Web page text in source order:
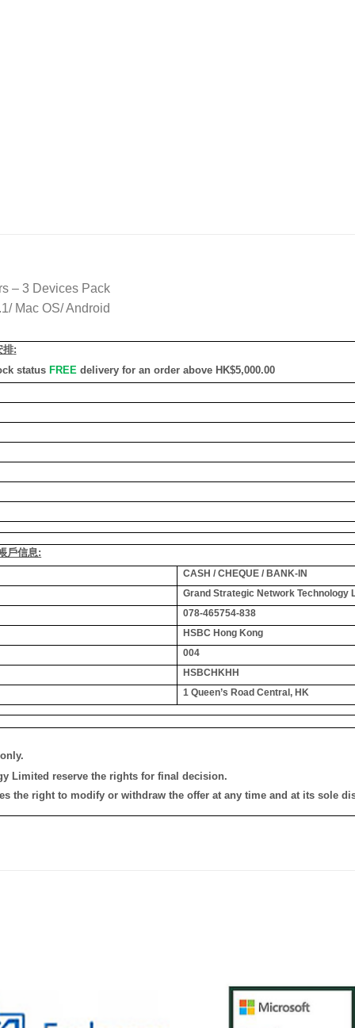
– 3 Devices Pack
Mac OS/ Android
排:
status FREE delivery for an order above HK$5,000.00
戶信息:
CASH / CHEQUE / BANK-IN
Grand Strategic Network Technology
078-465754-838
HSBC Hong Kong
004
HSBCHKHH
1 Queen’s Road Central, HK
Limited reserve the rights for final decision.
the right to modify or withdraw the offer at any time and at its sole